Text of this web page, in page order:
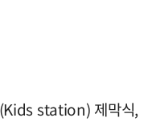
station) 제막식,